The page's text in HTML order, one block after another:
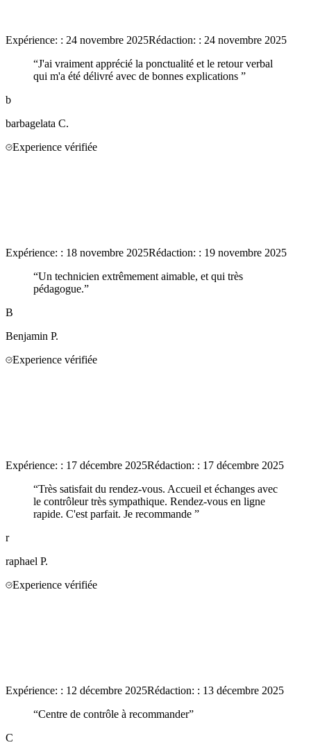
Expérience: : 24 novembre 2025Rédaction: : 24 novembre 2025
“J'ai vraiment apprécié la ponctualité et le retour verbal
qui m'a été délivré avec de bonnes explications ”
b
barbagelata C.
Experience vérifiée
Expérience: : 18 novembre 2025Rédaction: : 19 novembre 2025
“Un technicien extrêmement aimable, et qui très
pédagogue.”
B
Benjamin P.
Experience vérifiée
Expérience: : 17 décembre 2025Rédaction: : 17 décembre 2025
“Très satisfait du rendez-vous. Accueil et échanges avec
le contrôleur très sympathique. Rendez-vous en ligne
rapide. C'est parfait. Je recommande ”
r
raphael P.
Experience vérifiée
Expérience: : 12 décembre 2025Rédaction: : 13 décembre 2025
“Centre de contrôle à recommander”
C